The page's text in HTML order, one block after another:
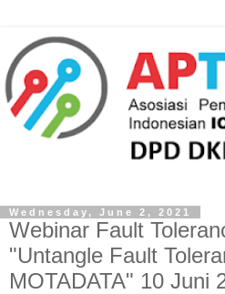
Wednesday, June 2, 2021
Webinar Fault
"Untangle Fault
MOTADATA" 10 Juni